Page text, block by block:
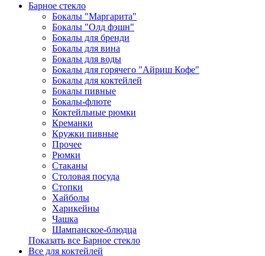
Барное стекло
Бокалы "Маргарита"
Бокалы "Олд фэшн"
Бокалы для бренди
Бокалы для вина
Бокалы для воды
Бокалы для горячего "Айриш Кофе"
Бокалы для коктейлей
Бокалы пивные
Бокалы-флюте
Коктейльные рюмки
Креманки
Кружки пивные
Прочее
Рюмки
Стаканы
Столовая посуда
Стопки
Хайболы
Харикейны
Чашка
Шампанское-блюдца
Показать все Барное стекло
Все для коктейлей